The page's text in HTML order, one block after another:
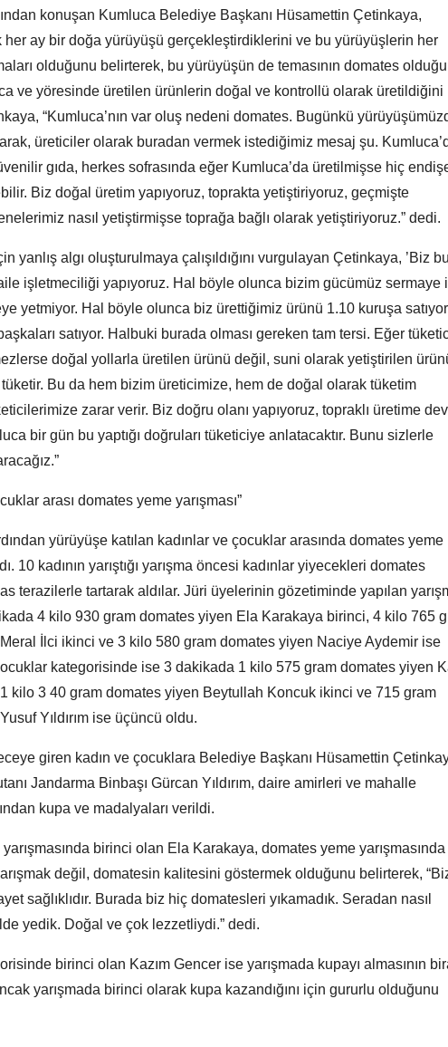
konuşan Kumluca Belediye Başkanı Hüsamettin Çetinkaya,
her ay bir doğa yürüyüşü gerçekleştirdiklerini ve bu yürüyüşlerin her
olduğunu belirterek, bu yürüyüşün de temasının domates
ve yöresinde üretilen ürünlerin doğal ve kontrollü olarak üretildiğini
“Kumluca’nın var oluş nedeni domates. Bugünkü
üreticiler olarak buradan vermek istediğimiz mesaj şu.
gıda, herkes sofrasında eğer Kumluca’da üretilmişse hiç
Biz doğal üretim yapıyoruz, toprakta yetiştiriyoruz, geçmişte
nasıl yetiştirmişse toprağa bağlı olarak yetiştiriyoruz.” dedi.
yanlış algı oluşturulmaya çalışıldığını vurgulayan Çetinkaya, ’Biz
işletmeciliği yapıyoruz. Hal böyle olunca bizim gücümüz sermaye
yetmiyor. Hal böyle olunca biz ürettiğimiz ürünü 1.10 kuruşa
satıyor. Halbuki burada olması gereken tam tersi. Eğer
doğal yollarla üretilen ürünü değil, suni olarak yetiştirilen
Bu da hem bizim üreticimize, hem de doğal olarak tüketim
zarar verir. Biz doğru olanı yapıyoruz, topraklı üretime
bir gün bu yaptığı doğruları tüketiciye anlatacaktır. Bunu sizlerle
arası domates yeme yarışması”
yürüyüşe katılan kadınlar ve çocuklar arasında domates yeme
10 kadının yarıştığı yarışma öncesi kadınlar yiyecekleri domates
terazilerle tartarak aldılar. Jüri üyelerinin gözetiminde yapılan
4 kilo 930 gram domates yiyen Ela Karakaya birinci, 4 kilo 765
İlci ikinci ve 3 kilo 580 gram domates yiyen Naciye Aydemir ise
kategorisinde ise 3 dakikada 1 kilo 575 gram domates yiyen
kilo 3 40 gram domates yiyen Beytullah Koncuk ikinci ve 715 gram
Yıldırım ise üçüncü oldu.
giren kadın ve çocuklara Belediye Başkanı Hüsamettin
Jandarma Binbaşı Gürcan Yıldırım, daire amirleri ve mahalle
kupa ve madalyaları verildi.
birinci olan Ela Karakaya, domates yeme yarışmasında
değil, domatesin kalitesini göstermek olduğunu belirterek,
sağlıklıdır. Burada biz hiç domatesleri yıkamadık. Seradan nasıl
yedik. Doğal ve çok lezzetliydi.” dedi.
birinci olan Kazım Gencer ise yarışmada kupayı almasının
yarışmada birinci olarak kupa kazandığını için gururlu olduğunu